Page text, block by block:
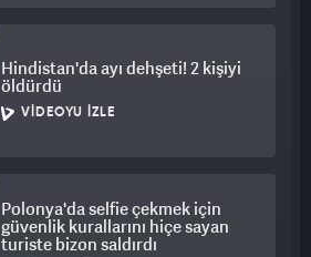
Hindistan'da ayı dehşeti! 2 kişiyi
öldürdü
VIDEOYU İZLE
Polonya'da selfie çekmek için
güvenlik kurallarını hiçe sayan
turiste bizon saldırdı